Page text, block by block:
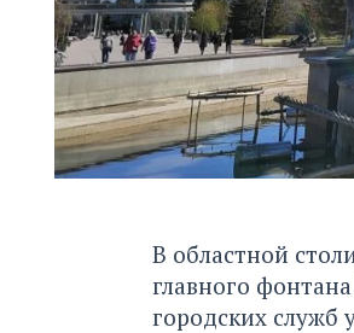
В областной
главного
городских служб